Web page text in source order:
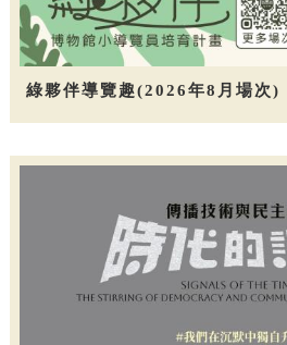
綠夥伴導覽趣(2026年8月場次)